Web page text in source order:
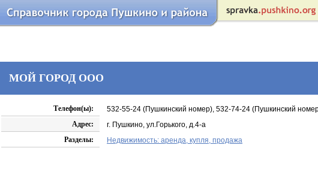
МОЙ ГОРОД ООО
Телефон(ы):
532-55-24 (Пушкинский номер), 532-74-24 (Пушкинский
Адрес:
г. Пушкино, ул.Горького, д.4-а
Разделы:
Недвижимость: аренда, купля, продажа